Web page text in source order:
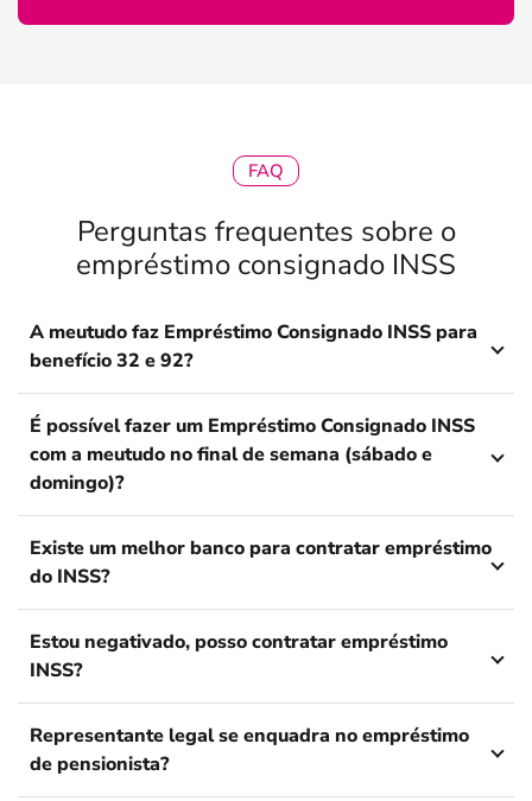
FAQ
Perguntas frequentes sobre o
empréstimo consignado INSS
A meutudo faz Empréstimo Consignado INSS para
benefício 32 e 92?
É possível fazer um Empréstimo Consignado INSS
com a meutudo no final de semana (sábado e
domingo)?
Existe um melhor banco para contratar empréstimo
do INSS?
Estou negativado, posso contratar empréstimo
INSS?
Representante legal se enquadra no empréstimo
de pensionista?